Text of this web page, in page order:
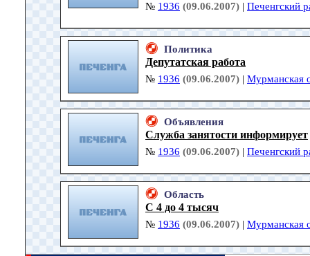
№ 1936 (09.06.2007) | Печенгский
Политика
Депутатская работа
№ 1936 (09.06.2007) | Мурманская
Объявления
Служба занятости информирует
№ 1936 (09.06.2007) | Печенгский
Область
С 4 до 4 тысяч
№ 1936 (09.06.2007) | Мурманская